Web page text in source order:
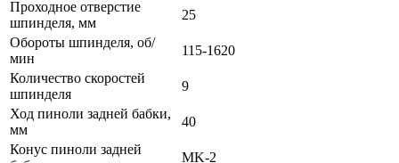
Проходное отверстие
шпинделя, мм
25
Обороты шпинделя, об/
мин
115-1620
Количество скоростей
шпинделя
9
Ход пиноли задней бабки,
мм
40
Конус пиноли задней
MK-2